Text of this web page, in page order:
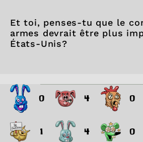
Et toi, penses-tu que le
armes devrait être plus
États-Unis?
0 4 0
1 4 0